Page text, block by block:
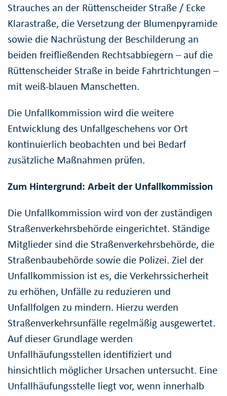
Strauches an der Rüttenscheider Straße / Ecke
Klarastraße, die Versetzung der Blumenpyramide
sowie die Nachrüstung der Beschilderung an
beiden freifließenden Rechtsabbiegern – auf die
Rüttenscheider Straße in beide Fahrtrichtungen –
mit weiß-blauen Manschetten.
Die Unfallkommission wird die weitere
Entwicklung des Unfallgeschehens vor Ort
kontinuierlich beobachten und bei Bedarf
zusätzliche Maßnahmen prüfen.
Zum Hintergrund: Arbeit der Unfallkommission
Die Unfallkommission wird von der zuständigen
Straßenverkehrsbehörde eingerichtet. Ständige
Mitglieder sind die Straßenverkehrsbehörde, die
Straßenbaubehörde sowie die Polizei. Ziel der
Unfallkommission ist es, die Verkehrssicherheit
zu erhöhen, Unfälle zu reduzieren und
Unfallfolgen zu mindern. Hierzu werden
Straßenverkehrsunfälle regelmäßig ausgewertet.
Auf dieser Grundlage werden
Unfallhäufungsstellen identifiziert und
hinsichtlich möglicher Ursachen untersucht. Eine
Unfallhäufungsstelle liegt vor, wenn innerhalb